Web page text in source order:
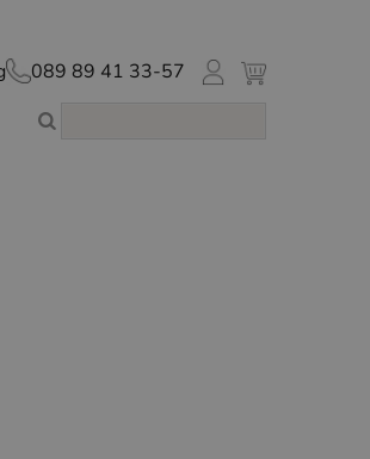
089 89 41 33-57